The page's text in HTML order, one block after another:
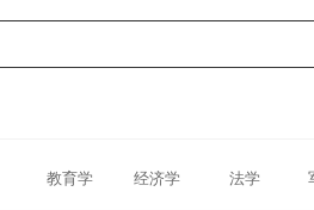
教育学 经济学 法学